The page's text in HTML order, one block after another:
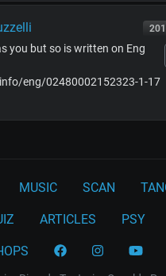
you but so is written on Eng
eng/02480002152323-1-17
MUSIC SCAN
ARTICLES PSY